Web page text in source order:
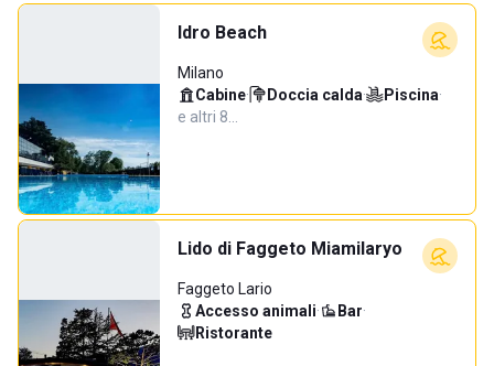
Idro Beach
Milano
Cabine· Doccia calda· Piscina·
e altri 8…
Lido di Faggeto Miamilaryo
Faggeto Lario
Accesso animali· Bar·
Ristorante